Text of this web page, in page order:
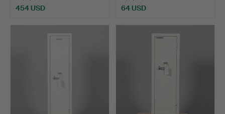
454 USD 64 USD